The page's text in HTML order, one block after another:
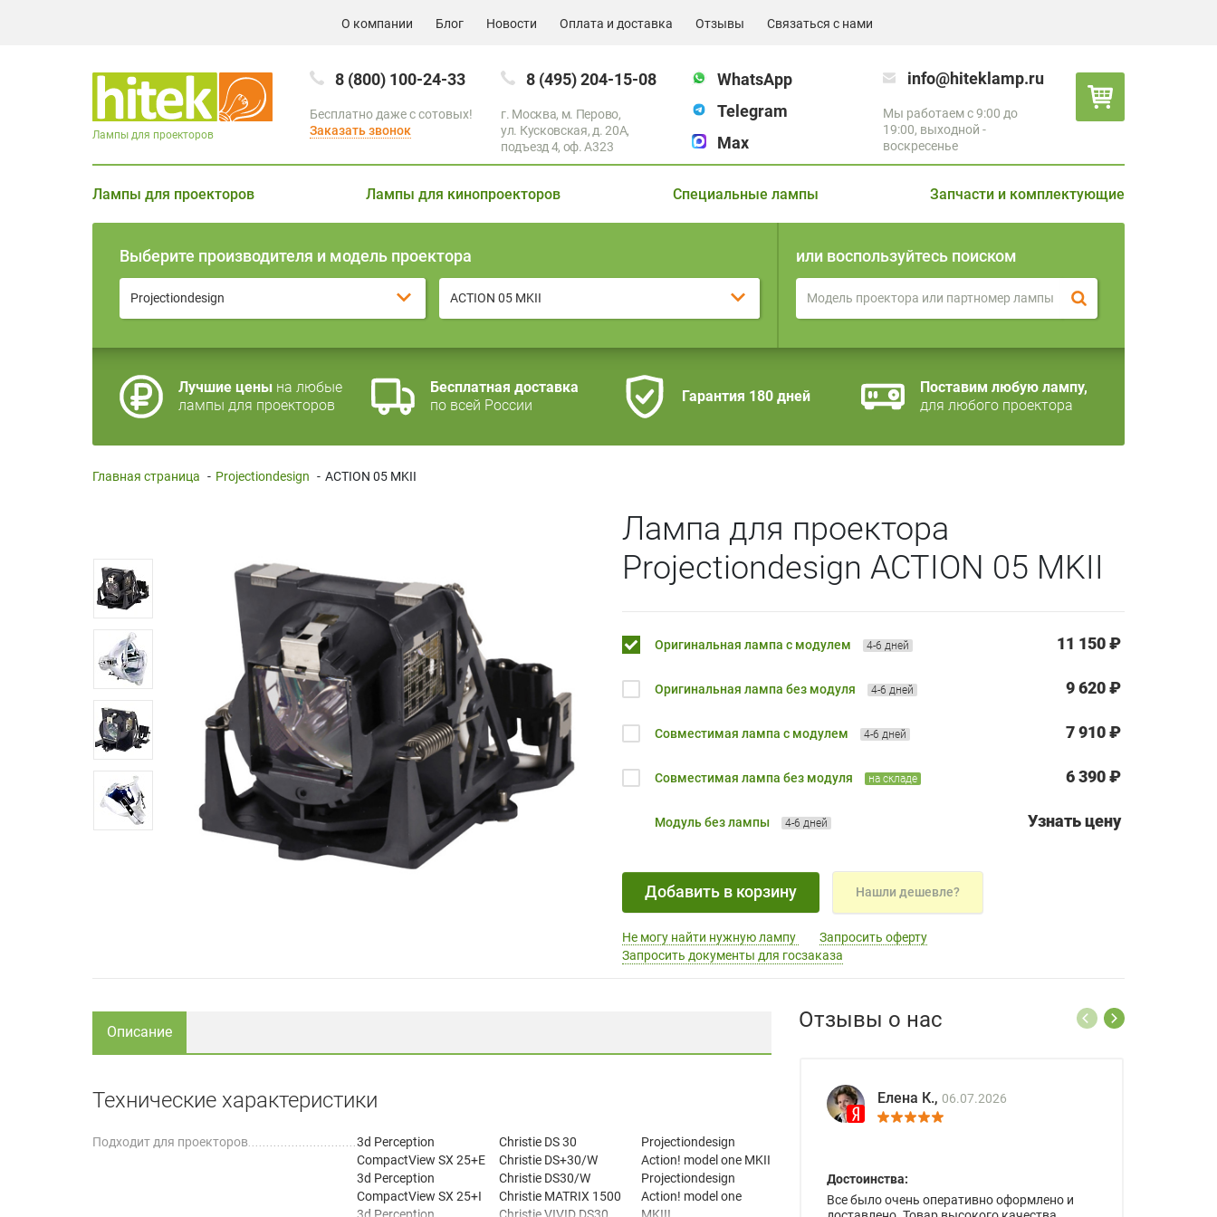
О компании Блог Новости Оплата и доставка Отзывы Связаться с нами
8 (800) 100-24-33
Бесплатно даже с сотовых!
Заказать звонок
8 (495) 204-15-08
г. Москва, м. Перово,
ул. Кусковская, д. 20А,
подъезд 4, оф. A323
WhatsApp
Telegram
Max
info@hiteklamp.ru
Мы работаем с 9:00 до
19:00, выходной -
воскресенье
Лампы для проекторов
Лампы для проекторов Лампы для кинопроекторов Специальные лампы Запчасти и комплектующие
Выберите производителя и модель проектора
Projectiondesign ACTION 05 MKII
или воспользуйтесь поиском
Лучшие цены на любые
лампы для проекторов
Бесплатная доставка
по всей России
Гарантия 180 дней
Поставим любую лампу,
для любого проектора
Главная страница - Projectiondesign - ACTION 05 MKII
Лампа для проектора
Projectiondesign ACTION 05 MKII
Оригинальная лампа с модулем 4-6 дней 11 150 ₽
Оригинальная лампа без модуля 4-6 дней 9 620 ₽
Совместимая лампа с модулем 4-6 дней 7 910 ₽
Совместимая лампа без модуля на складе 6 390 ₽
Модуль без лампы 4-6 дней Узнать цену
Добавить в корзину Нашли дешевле?
Не могу найти нужную лампу
Запросить оферту
Запросить документы для госзаказа
Отзывы о нас
Елена К., 06.07.2026
Достоинства:
Все было очень оперативно оформлено и
Описание
Технические характеристики
Подходит для проекторов
3d Perception
CompactView SX 25+E
3d Perception
CompactView SX 25+I
3d Perception
Christie DS 30
Christie DS+30/W
Christie DS30/W
Christie MATRIX 1500
Christie VIVID DS30
Projectiondesign
Action! model one MKII
Projectiondesign
Action! model one
MKIII